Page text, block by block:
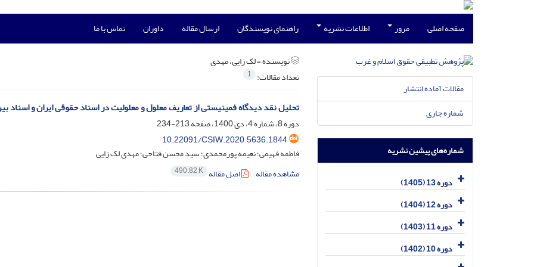
صفحه اصلی مرور اطلاعات نشریه راهنمای نویسندگان ارسال مقاله داوران تماس با ما
نویسنده =لک زایی، مهدی
تعداد مقالات: 1
تحلیل نقد دیدگاه فمینیستی از تعاریف معلول و معلولیت در اسناد حقوقی ایران و اسناد
دوره 8، شماره 4، دی 1400، صفحه
213-234
10.22091/CSIW.2020.5636.1844
فاطمه فهیمی؛ نعیمه پورمحمدی؛ سید محسن فتاحی؛ مهدی لک زایی
مشاهده مقاله
اصل مقاله 490.82 K
مقالات آماده انتشار
شماره جاری
شماره‌های پیشین نشریه
دوره 13 (1405)
دوره 12 (1404)
دوره 11 (1403)
دوره 10 (1402)